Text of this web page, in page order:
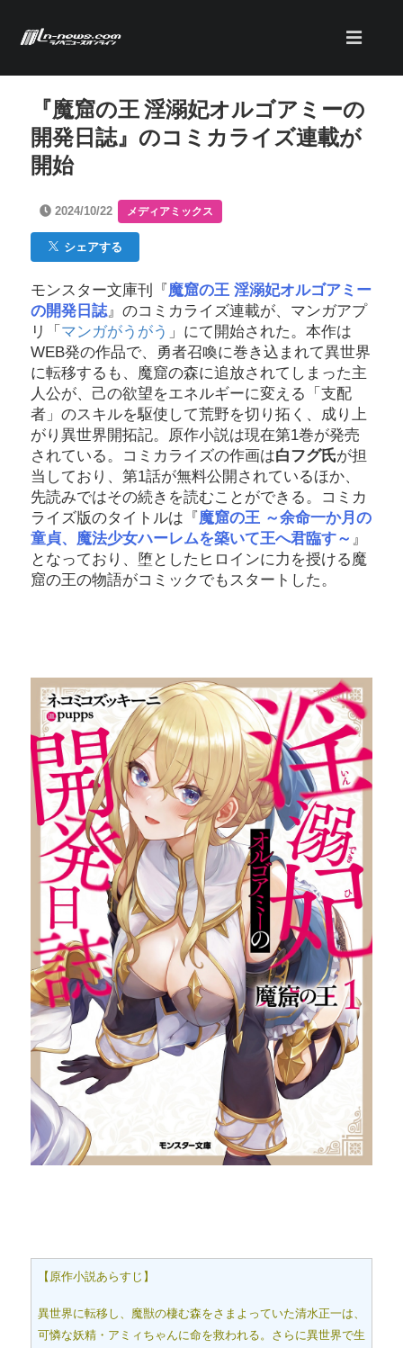
『魔窟の王 淫溺妃オルゴアミーの
開発日誌』のコミカライズ連載が
開始
2024/10/22 メディアミックス
シェアする
モンスター文庫刊『 魔窟の王 淫溺妃オルゴアミー
の開発日誌』のコミカライズ連載が、マンガアプ
リ「 マンガがうがう 」にて開始された。本作は
WEB発の作品で、勇者召喚に巻き込まれて異世界
に転移するも、魔窟の森に追放されてしまった主
人公が、己の欲望をエネルギーに変える「支配
者」のスキルを駆使して荒野を切り拓く、成り上
がり異世界開拓記。原作小説は現在第1巻が発売
されている。コミカライズの作画は白フグ氏が担
当しており、第1話が無料公開されているほか、
先読みではその続きを読むことができる。コミカ
ライズ版のタイトルは『 魔窟の王 ～余命一か月の
童貞、魔法少女ハーレムを築いて王へ君臨す～ 』
となっており、堕としたヒロインに力を授ける魔
窟の王の物語がコミックでもスタートした。
【原作小説あらすじ】
異世界に転移し、魔獣の棲む森をさまよっていた清水正一は、
可憐な妖精・アミィちゃんに命を救われる。さらに異世界で生